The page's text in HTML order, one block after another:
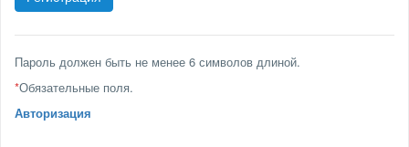
Пароль должен быть не менее 6 символов длиной.
*Обязательные поля.
Авторизация